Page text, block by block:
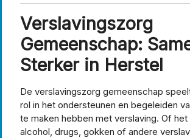
Verslavingszorg
Gemeenschap:
Sterker in Herstel
De verslavingszorg gemeenschap
rol in het ondersteunen en begeleiden
te maken hebben met verslaving. Of het
alcohol, drugs, gokken of andere